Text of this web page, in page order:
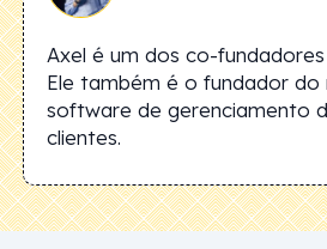
Axel é um dos co-
Ele também é o fundador do
software de gerenciamento
clientes.